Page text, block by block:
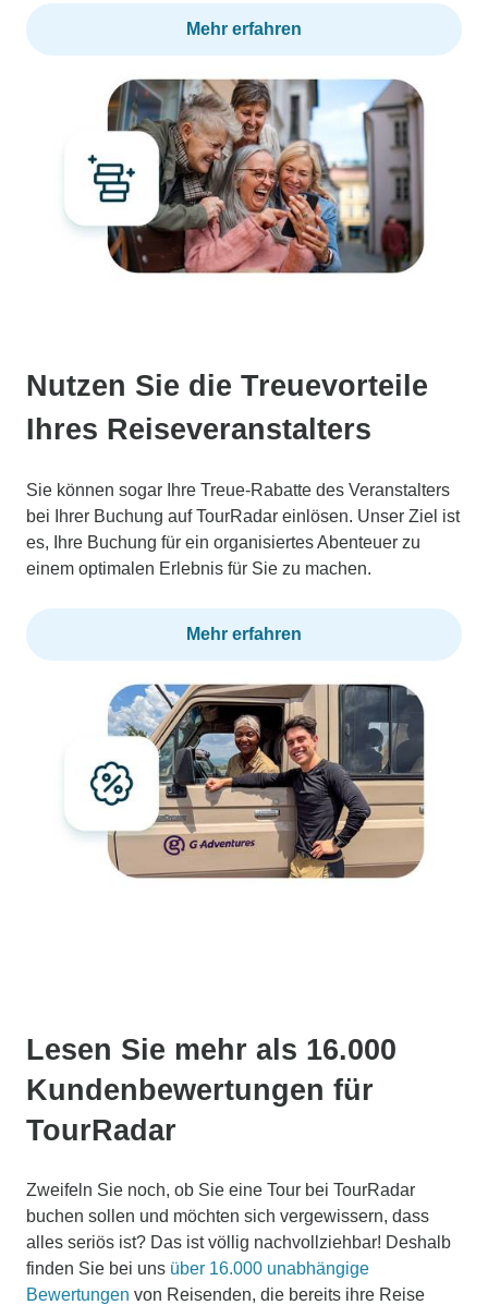
Mehr erfahren
Nutzen Sie die Treuevorteile
Ihres Reiseveranstalters
Sie können sogar Ihre Treue-Rabatte des Veranstalters
bei Ihrer Buchung auf TourRadar einlösen. Unser Ziel ist
es, Ihre Buchung für ein organisiertes Abenteuer zu
einem optimalen Erlebnis für Sie zu machen.
Mehr erfahren
Lesen Sie mehr als 16.000
Kundenbewertungen für
TourRadar
Zweifeln Sie noch, ob Sie eine Tour bei TourRadar
buchen sollen und möchten sich vergewissern, dass
alles seriös ist? Das ist völlig nachvollziehbar! Deshalb
finden Sie bei uns über 16.000 unabhängige
Bewertungen von Reisenden, die bereits ihre Reise